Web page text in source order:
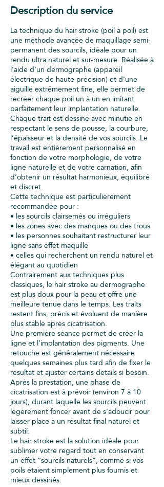
Description du service
La technique du hair stroke (poil à poil) est
une méthode avancée de maquillage semi-
permanent des sourcils, idéale pour un
rendu ultra naturel et sur-mesure. Réalisée à
l’aide d’un dermographe (appareil
électrique de haute précision) et d’une
aiguille extrêmement fine, elle permet de
recréer chaque poil un à un en imitant
parfaitement leur implantation naturelle.
Chaque trait est dessiné avec minutie en
respectant le sens de pousse, la courbure,
l’épaisseur et la densité de vos sourcils. Le
travail est entièrement personnalisé en
fonction de votre morphologie, de votre
ligne naturelle et de votre carnation, afin
d’obtenir un résultat harmonieux, équilibré
et discret.
Cette technique est particulièrement
recommandée pour :
• les sourcils clairsemés ou irréguliers
• les zones avec des manques ou des trous
• les personnes souhaitant restructurer leur
ligne sans effet maquillé
• celles qui recherchent un rendu naturel et
élégant au quotidien
Contrairement aux techniques plus
classiques, le hair stroke au dermographe
est plus doux pour la peau et offre une
meilleure tenue dans le temps. Les traits
restent fins, précis et évoluent de manière
plus stable après cicatrisation.
Une première séance permet de créer la
ligne et l’implantation des pigments. Une
retouche est généralement nécessaire
quelques semaines plus tard afin de fixer le
résultat et ajuster certains détails si besoin.
Après la prestation, une phase de
cicatrisation est à prévoir (environ 7 à 10
jours), durant laquelle les sourcils peuvent
légèrement foncer avant de s’adoucir pour
laisser place à un résultat final naturel et
subtil.
Le hair stroke est la solution idéale pour
sublimer votre regard tout en conservant
un effet “sourcils naturels”, comme si vos
poils étaient simplement plus fournis et
mieux dessinés.